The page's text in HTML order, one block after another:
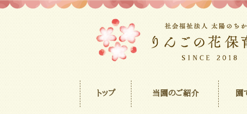
トップ 当園のご紹介 園